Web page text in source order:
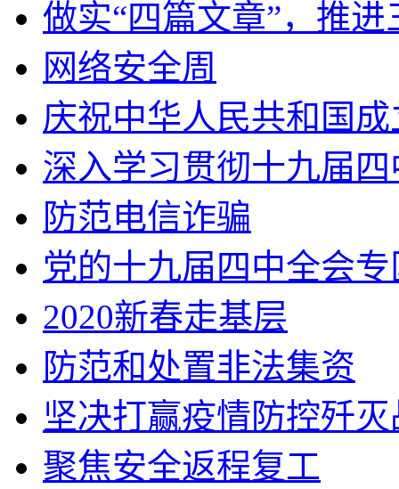
做实“四篇文章”，推
网络安全周
庆祝中华人民共和国成
深入学习贯彻十九届
防范电信诈骗
党的十九届四中全会专
2020新春走基层
防范和处置非法集资
坚决打赢疫情防控歼灭
聚焦安全返程复工